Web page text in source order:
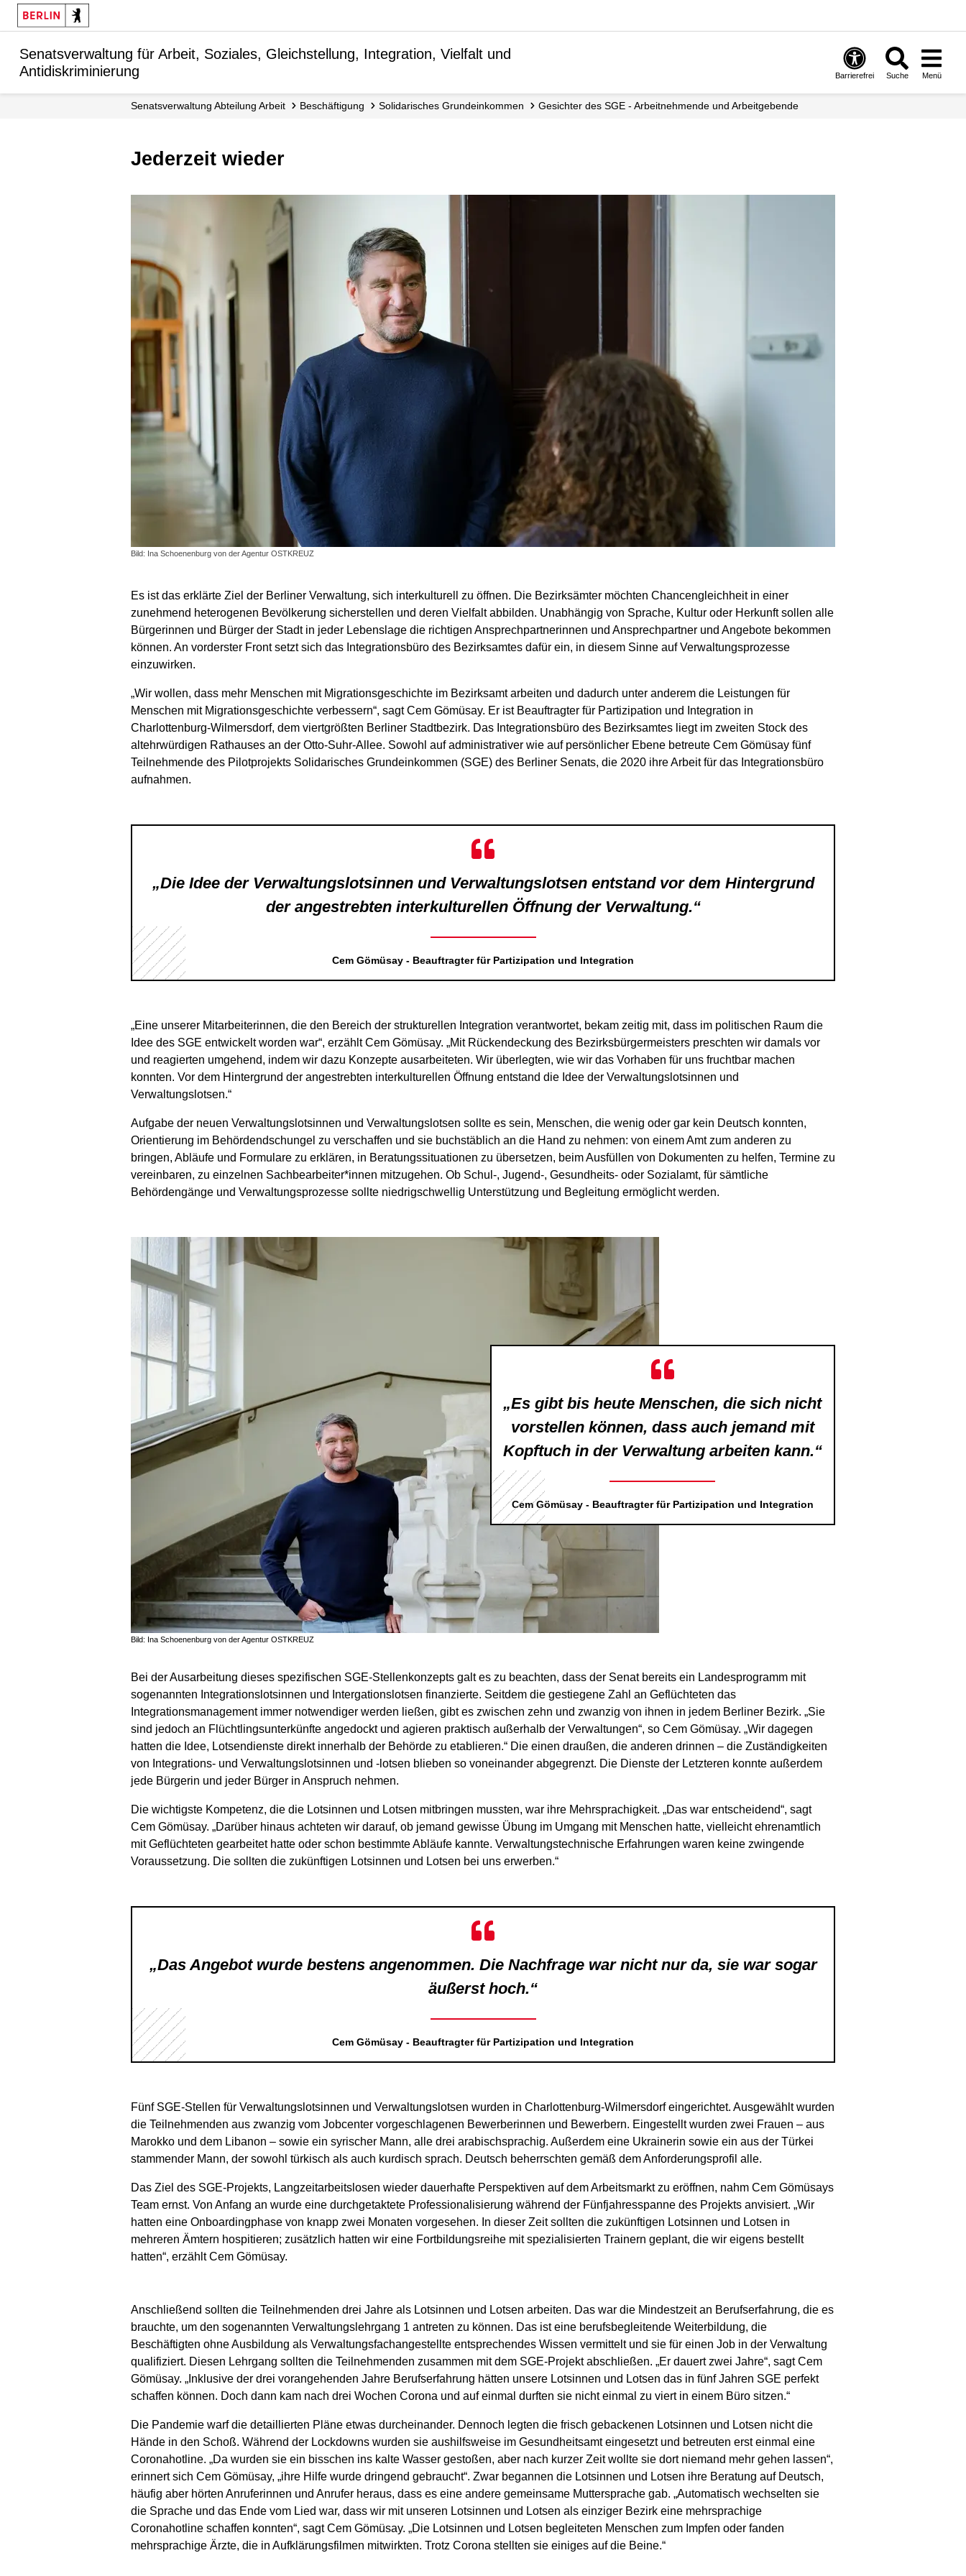
Senatsverwaltung für Arbeit, Soziales, Gleichstellung, Integration, Vielfalt und
Antidiskriminierung
Barrierefrei Suche Menü
Senats­verwaltung Abteilung Arbeit Beschäftigung Solidarisches Grundeinkommen Gesichter des SGE - Arbeitnehmende und Arbeitgebende
Jederzeit wieder
Bild: Ina Schoenenburg von der Agentur OSTKREUZ
Es ist das erklärte Ziel der Berliner Verwaltung, sich interkulturell zu öffnen. Die Bezirksämter möchten Chancengleichheit in einer
zunehmend heterogenen Bevölkerung sicherstellen und deren Vielfalt abbilden. Unabhängig von Sprache, Kultur oder Herkunft sollen alle
Bürgerinnen und Bürger der Stadt in jeder Lebenslage die richtigen Ansprechpartnerinnen und Ansprechpartner und Angebote bekommen
können. An vorderster Front setzt sich das Integrationsbüro des Bezirksamtes dafür ein, in diesem Sinne auf Verwaltungsprozesse
einzuwirken.
„Wir wollen, dass mehr Menschen mit Migrationsgeschichte im Bezirksamt arbeiten und dadurch unter anderem die Leistungen für
Menschen mit Migrationsgeschichte verbessern“, sagt Cem Gömüsay. Er ist Beauftragter für Partizipation und Integration in
Charlottenburg-Wilmersdorf, dem viertgrößten Berliner Stadtbezirk. Das Integrationsbüro des Bezirksamtes liegt im zweiten Stock des
altehrwürdigen Rathauses an der Otto-Suhr-Allee. Sowohl auf administrativer wie auf persönlicher Ebene betreute Cem Gömüsay fünf
Teilnehmende des Pilotprojekts Solidarisches Grundeinkommen (SGE) des Berliner Senats, die 2020 ihre Arbeit für das Integrationsbüro
aufnahmen.
„Die Idee der Verwaltungslotsinnen und Verwaltungslotsen entstand vor dem Hintergrund
der angestrebten interkulturellen Öffnung der Verwaltung.“
Cem Gömüsay - Beauftragter für Partizipation und Integration
„Eine unserer Mitarbeiterinnen, die den Bereich der strukturellen Integration verantwortet, bekam zeitig mit, dass im politischen Raum die
Idee des SGE entwickelt worden war“, erzählt Cem Gömüsay. „Mit Rückendeckung des Bezirksbürgermeisters preschten wir damals vor
und reagierten umgehend, indem wir dazu Konzepte ausarbeiteten. Wir überlegten, wie wir das Vorhaben für uns fruchtbar machen
konnten. Vor dem Hintergrund der angestrebten interkulturellen Öffnung entstand die Idee der Verwaltungslotsinnen und
Verwaltungslotsen.“
Aufgabe der neuen Verwaltungslotsinnen und Verwaltungslotsen sollte es sein, Menschen, die wenig oder gar kein Deutsch konnten,
Orientierung im Behördendschungel zu verschaffen und sie buchstäblich an die Hand zu nehmen: von einem Amt zum anderen zu
bringen, Abläufe und Formulare zu erklären, in Beratungssituationen zu übersetzen, beim Ausfüllen von Dokumenten zu helfen, Termine zu
vereinbaren, zu einzelnen Sachbearbeiter*innen mitzugehen. Ob Schul-, Jugend-, Gesundheits- oder Sozialamt, für sämtliche
Behördengänge und Verwaltungsprozesse sollte niedrigschwellig Unterstützung und Begleitung ermöglicht werden.
Bild: Ina Schoenenburg von der Agentur OSTKREUZ
„Es gibt bis heute Menschen, die sich nicht
vorstellen können, dass auch jemand mit
Kopftuch in der Verwaltung arbeiten kann.“
Cem Gömüsay - Beauftragter für Partizipation und Integration
Bei der Ausarbeitung dieses spezifischen SGE-Stellenkonzepts galt es zu beachten, dass der Senat bereits ein Landesprogramm mit
sogenannten Integrationslotsinnen und Intergationslotsen finanzierte. Seitdem die gestiegene Zahl an Geflüchteten das
Integrationsmanagement immer notwendiger werden ließen, gibt es zwischen zehn und zwanzig von ihnen in jedem Berliner Bezirk. „Sie
sind jedoch an Flüchtlingsunterkünfte angedockt und agieren praktisch außerhalb der Verwaltungen“, so Cem Gömüsay. „Wir dagegen
hatten die Idee, Lotsendienste direkt innerhalb der Behörde zu etablieren.“ Die einen draußen, die anderen drinnen – die Zuständigkeiten
von Integrations- und Verwaltungslotsinnen und -lotsen blieben so voneinander abgegrenzt. Die Dienste der Letzteren konnte außerdem
jede Bürgerin und jeder Bürger in Anspruch nehmen.
Die wichtigste Kompetenz, die die Lotsinnen und Lotsen mitbringen mussten, war ihre Mehrsprachigkeit. „Das war entscheidend“, sagt
Cem Gömüsay. „Darüber hinaus achteten wir darauf, ob jemand gewisse Übung im Umgang mit Menschen hatte, vielleicht ehrenamtlich
mit Geflüchteten gearbeitet hatte oder schon bestimmte Abläufe kannte. Verwaltungstechnische Erfahrungen waren keine zwingende
Voraussetzung. Die sollten die zukünftigen Lotsinnen und Lotsen bei uns erwerben.“
„Das Angebot wurde bestens angenommen. Die Nachfrage war nicht nur da, sie war sogar
äußerst hoch.“
Cem Gömüsay - Beauftragter für Partizipation und Integration
Fünf SGE-Stellen für Verwaltungslotsinnen und Verwaltungslotsen wurden in Charlottenburg-Wilmersdorf eingerichtet. Ausgewählt wurden
die Teilnehmenden aus zwanzig vom Jobcenter vorgeschlagenen Bewerberinnen und Bewerbern. Eingestellt wurden zwei Frauen – aus
Marokko und dem Libanon – sowie ein syrischer Mann, alle drei arabischsprachig. Außerdem eine Ukrainerin sowie ein aus der Türkei
stammender Mann, der sowohl türkisch als auch kurdisch sprach. Deutsch beherrschten gemäß dem Anforderungsprofil alle.
Das Ziel des SGE-Projekts, Langzeitarbeitslosen wieder dauerhafte Perspektiven auf dem Arbeitsmarkt zu eröffnen, nahm Cem Gömüsays
Team ernst. Von Anfang an wurde eine durchgetaktete Professionalisierung während der Fünfjahresspanne des Projekts anvisiert. „Wir
hatten eine Onboardingphase von knapp zwei Monaten vorgesehen. In dieser Zeit sollten die zukünftigen Lotsinnen und Lotsen in
mehreren Ämtern hospitieren; zusätzlich hatten wir eine Fortbildungsreihe mit spezialisierten Trainern geplant, die wir eigens bestellt
hatten“, erzählt Cem Gömüsay.
Anschließend sollten die Teilnehmenden drei Jahre als Lotsinnen und Lotsen arbeiten. Das war die Mindestzeit an Berufserfahrung, die es
brauchte, um den sogenannten Verwaltungslehrgang 1 antreten zu können. Das ist eine berufsbegleitende Weiterbildung, die
Beschäftigten ohne Ausbildung als Verwaltungsfachangestellte entsprechendes Wissen vermittelt und sie für einen Job in der Verwaltung
qualifiziert. Diesen Lehrgang sollten die Teilnehmenden zusammen mit dem SGE-Projekt abschließen. „Er dauert zwei Jahre“, sagt Cem
Gömüsay. „Inklusive der drei vorangehenden Jahre Berufserfahrung hätten unsere Lotsinnen und Lotsen das in fünf Jahren SGE perfekt
schaffen können. Doch dann kam nach drei Wochen Corona und auf einmal durften sie nicht einmal zu viert in einem Büro sitzen.“
Die Pandemie warf die detaillierten Pläne etwas durcheinander. Dennoch legten die frisch gebackenen Lotsinnen und Lotsen nicht die
Hände in den Schoß. Während der Lockdowns wurden sie aushilfsweise im Gesundheitsamt eingesetzt und betreuten erst einmal eine
Coronahotline. „Da wurden sie ein bisschen ins kalte Wasser gestoßen, aber nach kurzer Zeit wollte sie dort niemand mehr gehen lassen“,
erinnert sich Cem Gömüsay, „ihre Hilfe wurde dringend gebraucht“. Zwar begannen die Lotsinnen und Lotsen ihre Beratung auf Deutsch,
häufig aber hörten Anruferinnen und Anrufer heraus, dass es eine andere gemeinsame Muttersprache gab. „Automatisch wechselten sie
die Sprache und das Ende vom Lied war, dass wir mit unseren Lotsinnen und Lotsen als einziger Bezirk eine mehrsprachige
Coronahotline schaffen konnten“, sagt Cem Gömüsay. „Die Lotsinnen und Lotsen begleiteten Menschen zum Impfen oder fanden
mehrsprachige Ärzte, die in Aufklärungsfilmen mitwirkten. Trotz Corona stellten sie einiges auf die Beine.“